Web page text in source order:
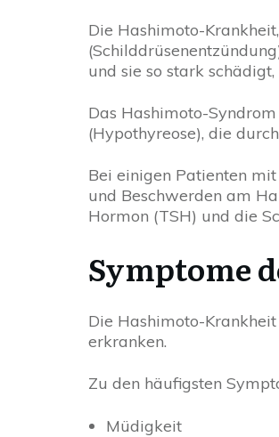
Die Hashimoto-
und sie so stark
Das Hashimoto-
(Hypothyreose), die
Bei einigen Patienten
und Beschwerden am
Hormon (TSH) und die
Symptome
Die Hashimoto-
erkranken.
Zu den häufigsten
Müdigkeit